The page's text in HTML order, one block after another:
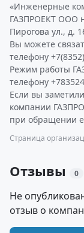
«Инженерные
ГАЗПРОЕКТ ООО
Пирогова ул., д.
Вы можете
телефону
Режим работы
телефону
Если вы
компании
при обращении
Страница
Отзывы 0
Не
отзыв о